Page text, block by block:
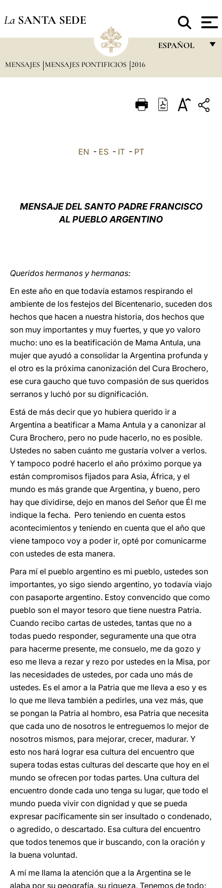
La SANTA SEDE
ESPAÑOL
ITALIANO
中文
MENSAJES MENSAJES PONTIFICIOS 2016
EN - ES- IT- PT
MENSAJE DEL SANTO PADRE FRANCISCO
AL PUEBLO ARGENTINO
Queridos hermanos y hermanas:
En este año en que todavía estamos respirando el
ambiente de los festejos del Bicentenario, suceden dos
hechos que hacen a nuestra historia, dos hechos que
son muy importantes y muy fuertes, y que yo valoro
mucho: uno es la beatificación de Mama Antula, una
mujer que ayudó a consolidar la Argentina profunda y
el otro es la próxima canonización del Cura Brochero,
ese cura gaucho que tuvo compasión de sus queridos
serranos y luchó por su dignificación.
Está de más decir que yo hubiera querido ir a
Argentina a beatificar a Mama Antula y a canonizar al
Cura Brochero, pero no pude hacerlo, no es posible.
Ustedes no saben cuánto me gustaría volver a verlos.
Y tampoco podré hacerlo el año próximo porque ya
están compromisos fijados para Asia, África, y el
mundo es más grande que Argentina, y bueno, pero
hay que dividirse, dejo en manos del Señor que Él me
indique la fecha. Pero teniendo en cuenta estos
acontecimientos y teniendo en cuenta que el año que
viene tampoco voy a poder ir, opté por comunicarme
con ustedes de esta manera.
Para mí el pueblo argentino es mi pueblo, ustedes son
importantes, yo sigo siendo argentino, yo todavía viajo
con pasaporte argentino. Estoy convencido que como
pueblo son el mayor tesoro que tiene nuestra Patria.
Cuando recibo cartas de ustedes, tantas que no a
todas puedo responder, seguramente una que otra
para hacerme presente, me consuelo, me da gozo y
eso me lleva a rezar y rezo por ustedes en la Misa, por
las necesidades de ustedes, por cada uno más de
ustedes. Es el amor a la Patria que me lleva a eso y es
lo que me lleva también a pedirles, una vez más, que
se pongan la Patria al hombro, esa Patria que necesita
que cada uno de nosotros le entreguemos lo mejor de
nosotros mismos, para mejorar, crecer, madurar. Y
esto nos hará lograr esa cultura del encuentro que
supera todas estas culturas del descarte que hoy en el
mundo se ofrecen por todas partes. Una cultura del
encuentro donde cada uno tenga su lugar, que todo el
mundo pueda vivir con dignidad y que se pueda
expresar pacíficamente sin ser insultado o condenado,
o agredido, o descartado. Esa cultura del encuentro
que todos tenemos que ir buscando, con la oración y
la buena voluntad.
A mí me llama la atención que a la Argentina se le
alaba por su geografía, su riqueza, Tenemos de todo: